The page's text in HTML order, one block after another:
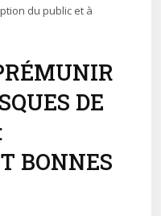
du public et à
DE
BONNES